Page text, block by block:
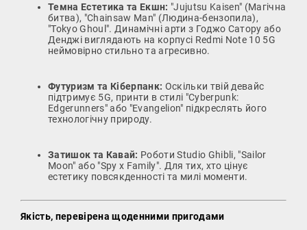
Темна Естетика та Екшн: "Jujutsu Kaisen" (Магічна
битва), "Chainsaw Man" (Людина-бензопила),
"Tokyo Ghoul". Динамічні арти з Годжо Сатору або
Денджі виглядають на корпусі Redmi Note 10 5G
неймовірно стильно та агресивно.
Футуризм та Кіберпанк: Оскільки твій девайс
підтримує 5G, принти в стилі "Cyberpunk:
Edgerunners" або "Evangelion" підкреслять його
технологічну природу.
Затишок та Кавай: Роботи Studio Ghibli, "Sailor
Moon" або "Spy x Family". Для тих, хто цінує
естетику повсякденності та милі моменти.
Якість, перевірена щоденними пригодами